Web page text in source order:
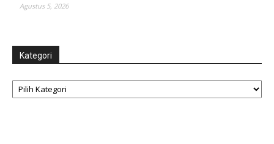
Agustus 5, 2026
Kategori
Kategori